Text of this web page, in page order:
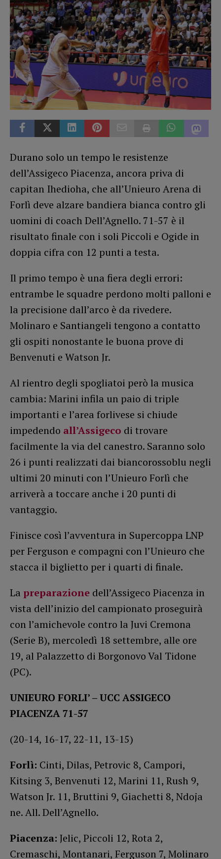
Durano solo un tempo le resistenze
dell’Assigeco Piacenza, ancora priva di
capitan Ihedioha, che all’Unieuro Arena di
Forlì deve alzare bandiera bianca contro gli
uomini di coach Dell’Agnello. 71-57 è il
risultato finale con i soli Piccoli e Ogide in
doppia cifra con 12 punti a testa.
Il primo tempo è una fiera degli errori:
entrambe le squadre perdono molti palloni e
la precisione dall’arco è da rivedere.
Molinaro e Santiangeli tengono a contatto
gli ospiti nonostante le buona prove di
Benvenuti e Watson Jr.
Al rientro degli spogliatoi però la musica
cambia: Marini infila un paio di triple
importanti e l’area forlivese si chiude
impedendo all’Assigeco di trovare
facilmente la via del canestro. Saranno solo
26 i punti realizzati dai biancorossoblu negli
ultimi 20 minuti con l’Unieuro Forlì che
arriverà a toccare anche i 20 punti di
vantaggio.
Finisce così l’avventura in Supercoppa LNP
per Ferguson e compagni con l’Unieuro che
stacca il biglietto per i quarti di finale.
La preparazione dell’Assigeco Piacenza in
vista dell’inizio del campionato proseguirà
con l’amichevole contro la Juvi Cremona
(Serie B), mercoledì 18 settembre, alle ore
19, al Palazzetto di Borgonovo Val Tidone
(PC).
UNIEURO FORLI’ – UCC ASSIGECO
PIACENZA 71-57
(20-14, 16-17, 22-11, 13-15)
Forlì: Cinti, Dilas, Petrovic 8, Campori,
Kitsing 3, Benvenuti 12, Marini 11, Rush 9,
Watson Jr. 11, Bruttini 9, Giachetti 8, Ndoja
ne. All. Dell’Agnello.
Piacenza: Jelic, Piccoli 12, Rota 2,
Cremaschi, Montanari, Ferguson 7, Molinaro